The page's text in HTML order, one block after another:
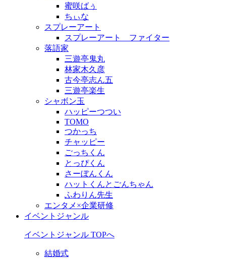
蜜咲ばぅ
ちぃな
スプレーアート
スプレーアート ファイター
落語家
三遊亭鬼丸
林家木久彦
古今亭志ん五
三遊亭楽生
シャボン玉
ハッピーつつい
TOMO
つかっち
チャッピー
ごっちくん
とっぴくん
さーぼんくん
ハットくんとごんちゃん
ふわりん先生
エンタメ×企業研修
イベントジャンル
イベントジャンル TOPへ
結婚式